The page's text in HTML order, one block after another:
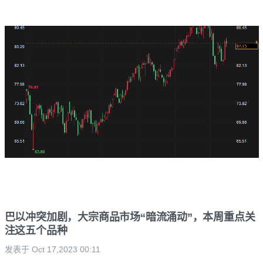
巴以冲突加剧，大宗商品市场“暗流涌动”，本周重点关
注这五个品种
发表于 Oct 17,2023 00:11